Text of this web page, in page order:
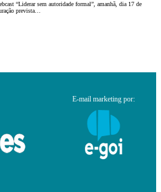
“Liderar sem autoridade formal”, amanhã, dia 17 de
prevista…
E-mail marketing por: